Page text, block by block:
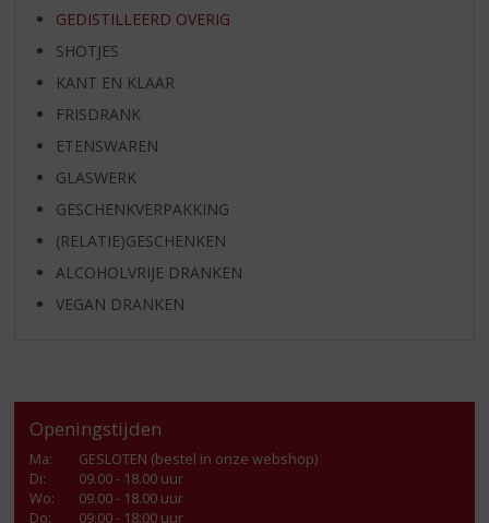
GEDISTILLEERD OVERIG
SHOTJES
KANT EN KLAAR
FRISDRANK
ETENSWAREN
GLASWERK
GESCHENKVERPAKKING
(RELATIE)GESCHENKEN
ALCOHOLVRIJE DRANKEN
VEGAN DRANKEN
Openingstijden
Ma:
GESLOTEN (bestel in onze webshop)
Di:
09.00 - 18.00 uur
Wo:
09.00 - 18.00 uur
Do:
09:00 - 18:00 uur